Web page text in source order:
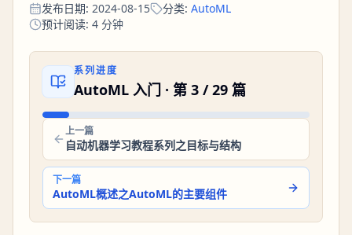
发布日期: 2024-08-15 分类: AutoML
预计阅读: 4 分钟
系列进度
AutoML 入门 · 第 3 /29 篇
上一篇
自动机器学习教程系列之目标与结构
下一篇
AutoML概述之AutoML的主要组件